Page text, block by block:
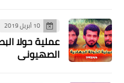
*"جمعية
لمناسبة المولد
10 أبريل 2019
عملية حولا
الصهيوني